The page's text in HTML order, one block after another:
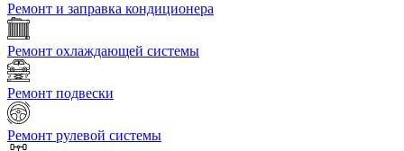
Ремонт и заправка кондиционера
Ремонт охлаждающей системы
Ремонт подвески
Ремонт рулевой системы